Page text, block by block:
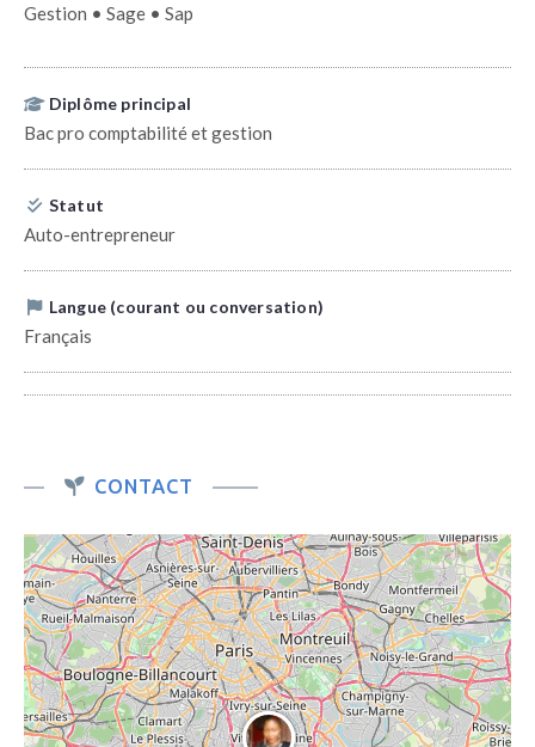
Gestion • Sage • Sap
Diplôme principal
Bac pro comptabilité et gestion
Statut
Auto-entrepreneur
Langue (courant ou conversation)
Français
CONTACT